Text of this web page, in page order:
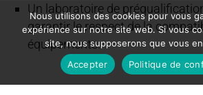
Un laboratoire de
garantir le respect de la
équipements.
Nous utilisons des cookies pour vous
expérience sur notre site web. Si vous
site, nous supposerons que vous
Accepter
Politique de